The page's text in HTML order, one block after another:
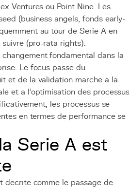
Ventures ou Point Nine. Les
(business angels, fonds early-
au tour de Serie A en
(pro-rata rights).
fondamental dans la
Le focus passe du
et de la validation marche a la
et a l'optimisation des
les processus se
en termes de performance se
Serie A est
decrite comme le passage de